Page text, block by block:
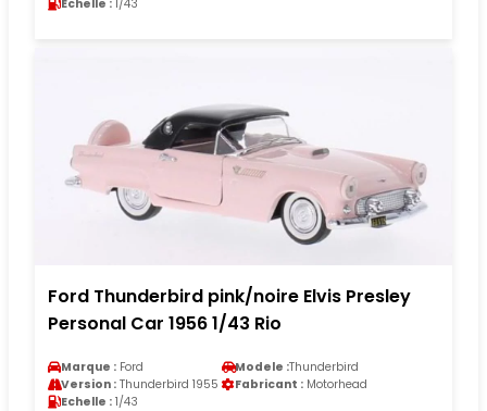
Echelle : 1/43
Ford Thunderbird pink/noire Elvis Presley
Personal Car 1956 1/43 Rio
Marque : Ford Modele :Thunderbird
Version : Thunderbird 1955 Fabricant : Motorhead
Echelle : 1/43